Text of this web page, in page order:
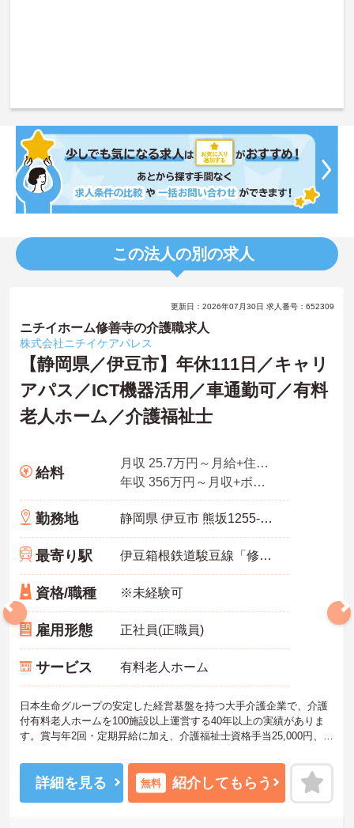
この法人の別の求人
更新日：2026年07月30日 求人番号：652309
ニチイホーム修善寺の介護職求人
株式会社ニチイケアパレス
【静岡県／伊豆市】年休111日／キャリ
アパス／ICT機器活用／車通勤可／有料
老人ホーム／介護福祉士
給料
月収 25.7万円～月給+住宅手当＋家族手当+残業手当4.0時間想定分を含む
年収 356万円～月収+ボーナス2回
勤務地 静岡県 伊豆市 熊坂1255-706
最寄り駅 伊豆箱根鉄道駿豆線「修善寺駅」バス・車10分
資格/職種 ※未経験可
雇用形態 正社員(正職員)
サービス 有料老人ホーム
日本生命グループの安定した経営基盤を持つ大手介護企業で、介護
付有料老人ホームを100施設以上運営する40年以上の実績がありま
す。賞与年2回・定期昇給に加え、介護福祉士資格手当25,000円、プ
され、スキルが収入に直結する仕組みが整っています。年間休日111
日以上・残業月平均4.3時間と働きやすく、育休取得率100%・育児
短時間勤務（小学4年生まで）・有給取得実績14日と、家庭との両立
詳細を見る 無料 紹介してもらう